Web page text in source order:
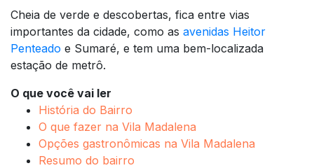
Cheia de verde e descobertas, fica entre vias
importantes da cidade, como as avenidas Heitor
Penteado e Sumaré, e tem uma bem-localizada
estação de metrô.
O que você vai ler
História do Bairro
O que fazer na Vila Madalena
Opções gastronômicas na Vila Madalena
Resumo do bairro